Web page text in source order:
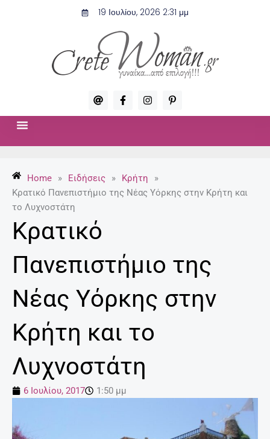
19 Ιουλίου, 2026 2:31 μμ
A
t
F
a
c
-
f
I
n
s
P
i
n
p
Home » Ειδήσεις » Κρήτη
»
Κρατικό Πανεπιστήμιο της Νέας Υόρκης στην Κρήτη και
το Λυχνοστάτη
Κρατικό
Πανεπιστήμιο της
Νέας Υόρκης στην
Κρήτη και το
Λυχνοστάτη
6 Ιουλίου, 2017 1:50 μμ